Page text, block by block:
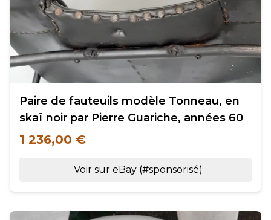
Paire de fauteuils modèle Tonneau, en
skaï noir par Pierre Guariche, années 60
1 236,00 €
Voir sur eBay (#sponsorisé)